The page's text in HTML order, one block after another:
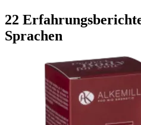
22
Sprachen